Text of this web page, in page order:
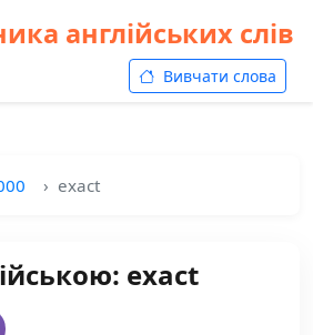
англійських слів
Вивчати слова
exact
exact